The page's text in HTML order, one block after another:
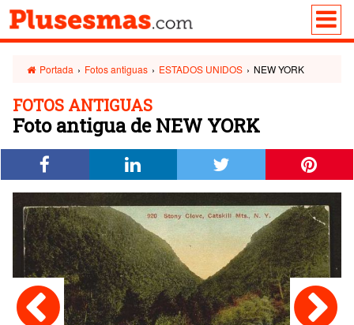
Portada › Fotos antiguas › ESTADOS UNIDOS › NEW YORK
FOTOS ANTIGUAS
Foto antigua de NEW YORK